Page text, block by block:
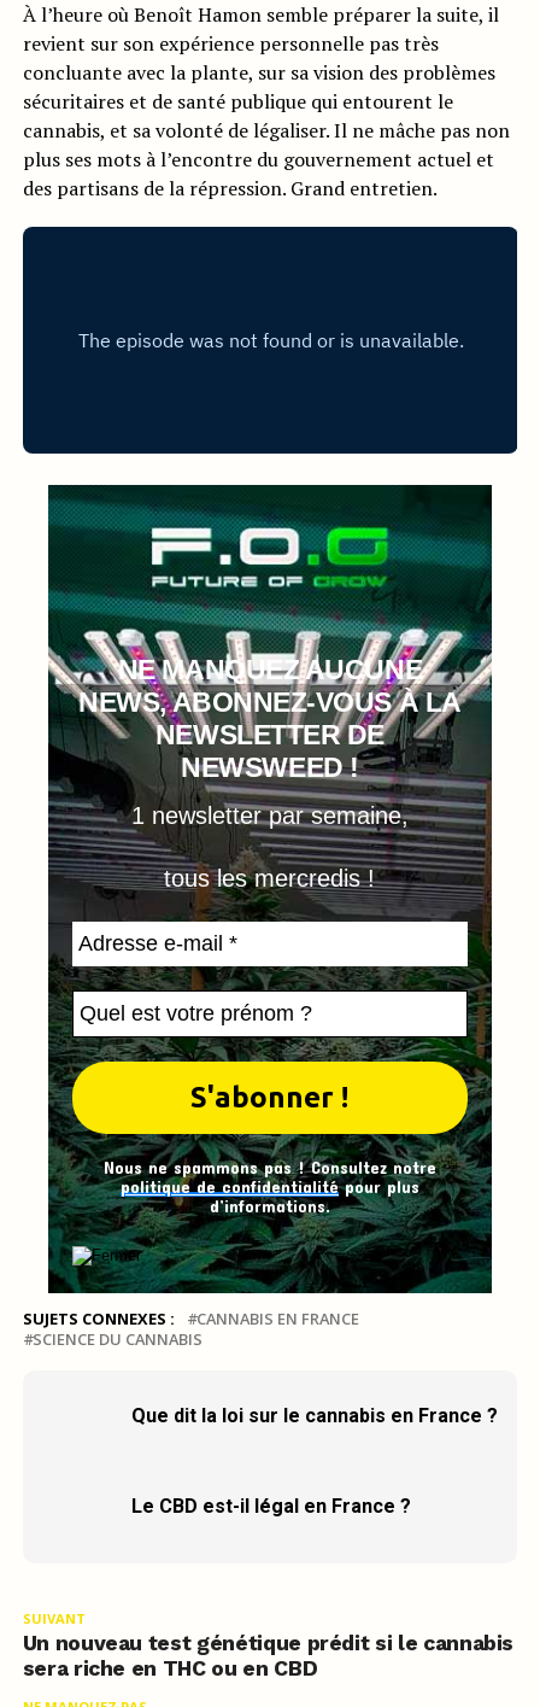
À l’heure où Benoît Hamon semble préparer la suite, il
revient sur son expérience personnelle pas très
concluante avec la plante, sur sa vision des problèmes
sécuritaires et de santé publique qui entourent le
cannabis, et sa volonté de légaliser. Il ne mâche pas non
plus ses mots à l’encontre du gouvernement actuel et
des partisans de la répression. Grand entretien.
NE MANQUEZ AUCUNE
NEWS, ABONNEZ-VOUS À LA
NEWSLETTER DE
NEWSWEED !
1 newsletter par semaine,
tous les mercredis !
Nous ne spammons pas ! Consultez notre
politique de confidentialitépour plus
d’informations.
SUJETS CONNEXES :
CANNABIS EN FRANCE
SCIENCE DU CANNABIS
Que dit la loi sur le cannabis en France ?
Le CBD est-il légal en France ?
SUIVANT
Un nouveau test génétique prédit si le cannabis
sera riche en THC ou en CBD